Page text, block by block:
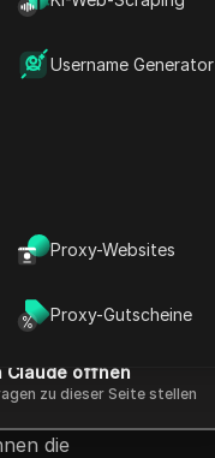
Username Generator
Proxy-Websites
Proxy-Gutscheine
stellen
ChatGPT öffnen
zu dieser Seite stellen
Claude öffnen
zu dieser Seite stellen
Trust
die